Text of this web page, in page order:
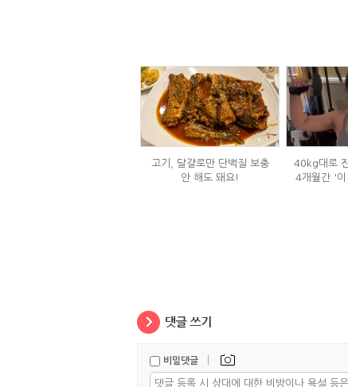
고기, 달걀로만 단백질 보충
안 해도 돼요!
40kg대로
4개월간 '이
비밀댓글 |